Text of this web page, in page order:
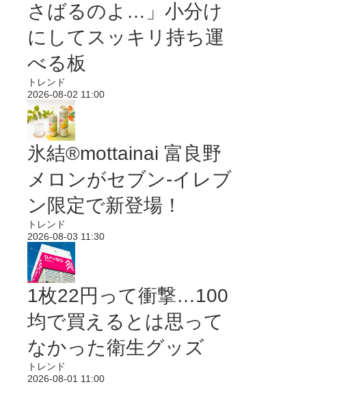
さばるのよ…」小分け
にしてスッキリ持ち運
べる板
トレンド
2026-08-02 11:00
氷結®mottainai 富良野
メロンがセブン‐イレブ
ン限定で新登場！
トレンド
2026-08-03 11:30
1枚22円って衝撃…100
均で買えるとは思って
なかった衛生グッズ
トレンド
2026-08-01 11:00